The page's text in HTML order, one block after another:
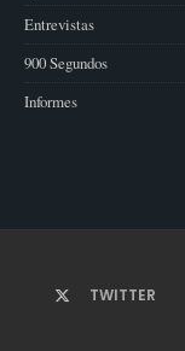
Entrevistas
900 Segundos
Informes
TWITTER